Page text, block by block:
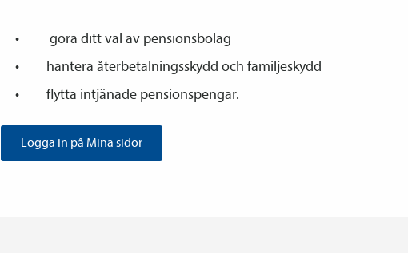
göra ditt val av pensions­bolag
hantera återbetalnings­skydd och familje­skydd
flytta intjänade pensions­pengar.
Logga in på Mina sidor